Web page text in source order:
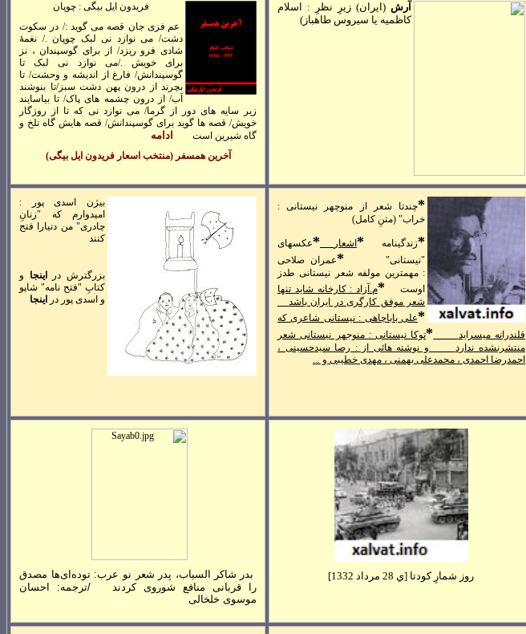
فريدون ايل بيگی : چوپان
عم فزی جان قصه می گوید :/ در سکوت
دشت/ می نوازد نی لبک چوپان ./ نغمۀ
شادی فرو ریزد/ از برای گوسپندان ، نز
برای خویش ./می نوازد نی لبک تا
گوسپندانش/ فارغ از اندیشه و وحشت/ تا
بچرند از درون پهن دشت سبز/تا بنوشند
آب/ از درون چشمه های پاک/ تا بياسایند
زیر سایه های دور از گرما/ می نوازد نی که تا از روزگار
خویش/ قصه ها گوید برای گوسپندانش/ قصه هایش گاه تلخ و
گاه شيرین است
ادامه
آخرين همسفر (منتخب اسعار فريدون ايل بيگی)
آرش (ايران) زيرِ نظرِ : اسلام
کاظميه يا سيروس طاهباز)
بيژن اسدی پور :
اميدوارم که "زنانِ
چادری" من دنيارا فتح
کنند
بزرگترش در اينجا و
کتابِ "فتح نامه" شاپو
و اسدی پور در
اينجا
*چندتا شعر از منوچهر نيستانی :
خراب" (متنِ کامل)
*زندگينامه * اشعار *عکسهای
"نيستانی"
*عمران صلاحی
:مهمترين مولفه شعر نيستانی طدز
اوست
*م.آزاد :کارخانه شايد تنها
شعر موفق کارگری در ايران باشد
*علی باباچاهی : نيستانی شاعری که
قلندرانه ميسرايد
*توکا نيستانی : منوجهر نيستانی شعر
منتشرنشده ندارد
و نوشته هائی از : رصا سيدحسينی ،
احمدرضا احمدی ، محمدعلی بهمنی ، مهدی خطيبی و ...
بدر شاکر السیاب، پدر شعر نو عرب: توده‌ای‌ها مصدق
را قربانی منافع شوروی کردند
/ترجمه: احسان
موسوی خلخالی
روز شمارِ کودتا [ي28 مرداد1332
]